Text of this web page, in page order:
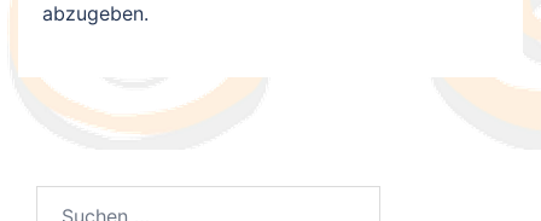
abzugeben.